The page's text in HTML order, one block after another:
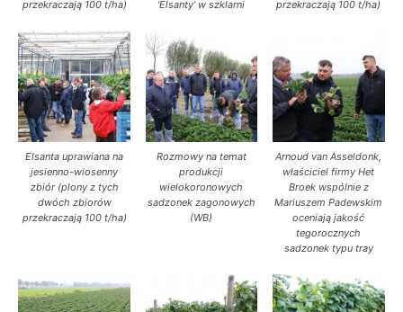
przekraczają 100 t/ha) 'Elsanty’ w szklarni przekraczają 100 t/ha)
Elsanta uprawiana na
jesienno-wiosenny
zbiór (plony z tych
dwóch zbiorów
przekraczają 100 t/ha)
Rozmowy na temat
produkcji
wielokoronowych
sadzonek zagonowych
(WB)
Arnoud van Asseldonk,
właściciel firmy Het
Broek wspólnie z
Mariuszem Padewskim
oceniają jakość
tegorocznych
sadzonek typu tray